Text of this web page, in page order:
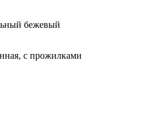
бежевый
с прожилками